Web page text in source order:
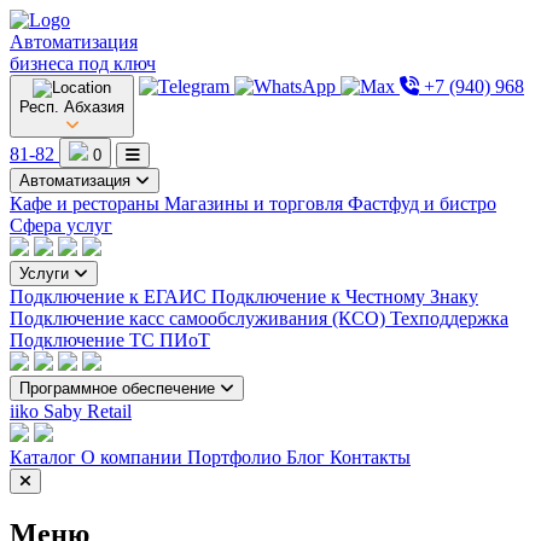
Автоматизация
бизнеса под ключ
Респ. Абхазия
+7 (940) 968
81-82
0
Автоматизация
Кафе и рестораны Магазины и торговля Фастфуд и бистро
Сфера услуг
Услуги
Подключение к ЕГАИС Подключение к Честному Знаку
Подключение касс самообслуживания (КСО) Техподдержка
Подключение ТС ПИоТ
Программное обеспечение
iiko Saby Retail
Каталог О компании Портфолио Блог Контакты
Меню